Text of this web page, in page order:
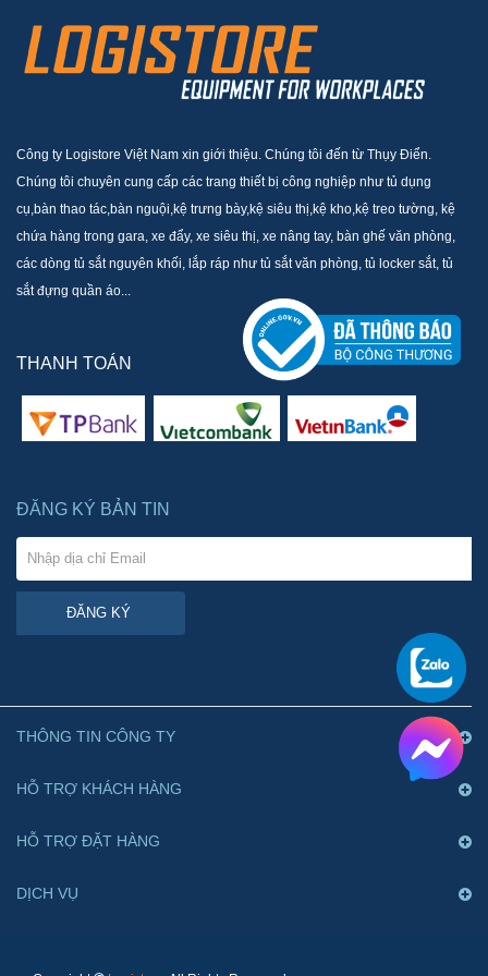
Công ty Logistore Việt Nam xin giới thiệu. Chúng tôi đến từ Thụy Điển.
Chúng tôi chuyên cung cấp các trang thiết bị công nghiệp như tủ dụng
cụ,bàn thao tác,bàn nguội,kệ trưng bày,kệ siêu thị,kệ kho,kệ treo tường, kệ
chứa hàng trong gara, xe đẩy, xe siêu thị, xe nâng tay, bàn ghế văn phòng,
các dòng tủ sắt nguyên khối, lắp ráp như tủ sắt văn phòng, tủ locker sắt, tủ
sắt đựng quần áo...
THANH TOÁN
ĐĂNG KÝ BẢN TIN
ĐĂNG KÝ
THÔNG TIN CÔNG TY
HỖ TRỢ KHÁCH HÀNG
HỖ TRỢ ĐẶT HÀNG
DỊCH VỤ